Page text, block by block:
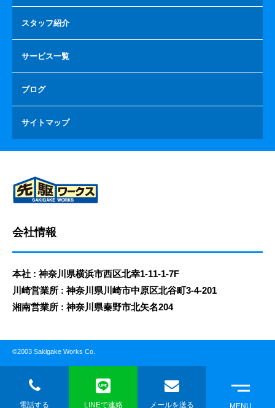
スタッフ紹介
サービス一覧
ブログ
サイトマップ
会社情報
本社 : 神奈川県横浜市西区北幸1-11-1-7F
川崎営業所 : 神奈川県川崎市中原区北谷町3-4-201
湘南営業所 : 神奈川県秦野市北矢名204
©2003 Sakigake Works Co.
電話する LINEで連絡 メールを送る MENU